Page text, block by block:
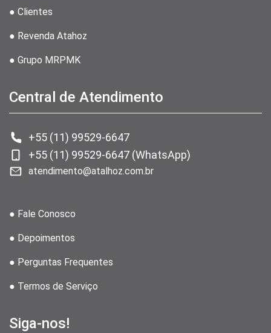
● Clientes
● Revenda Atahoz
● Grupo MRPMK
Central de Atendimento
+55 (11) 99529-6647
+55 (11) 99529-6647 (WhatsApp)
atendimento@atalhoz.com.br
● Fale Conosco
● Depoimentos
● Perguntas Frequentes
● Termos de Serviço
Siga-nos!